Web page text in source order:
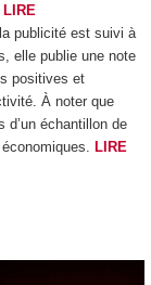
LIRE
publicité est suivi à
elle publie une note
positives et
À noter que
d’un échantillon de
LIRE